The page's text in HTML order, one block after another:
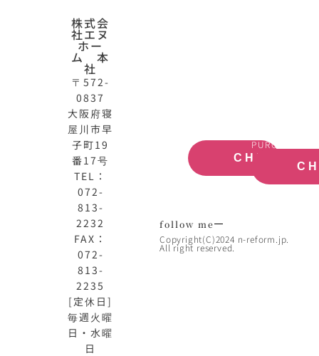
株式会
社エヌ
ホー
ム 本
社
〒572-
0837
大阪府寝
屋川市早
子町19
番17号
TEL：
072-
813-
2232
FAX：
072-
813-
2235
[定休日]
毎週火曜
日・水曜
日
CHECK
PURCHASE
follow me
Copyright(C)2024 n-reform.jp.
All right reserved.